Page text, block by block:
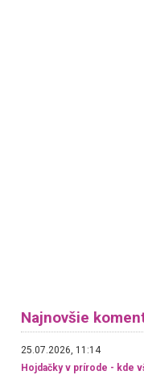
Najnovšie
25.07.2026, 11:14
Hojdačky v prírode - kde